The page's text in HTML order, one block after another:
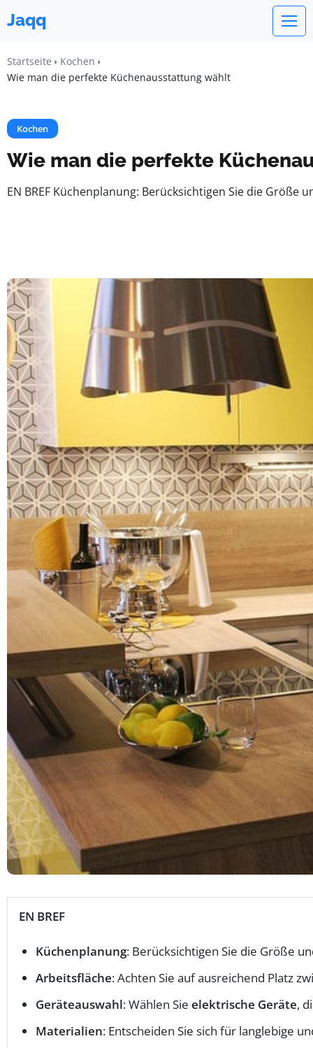
Jaqq
Startseite
Kochen
Wie man die perfekte Küchenausstattung wählt
Kochen
Wie man die perfekte
EN BREF Küchenplanung: Berücksichtigen Sie die
EN BREF
Küchenplanung: Berücksichtigen Sie die Größe
Arbeitsfläche: Achten Sie auf ausreichend Platz
Geräteauswahl: Wählen Sie elektrische Geräte,
Materialien: Entscheiden Sie sich für langlebige